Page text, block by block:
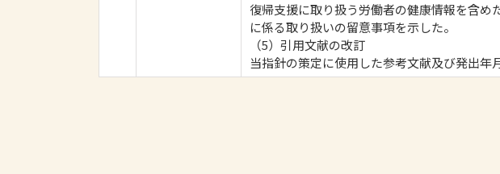
復帰支援に取り扱う労働者の健康情報を含
に係る取り扱いの留意事項を示した。
（5）引用文献の改訂
当指針の策定に使用した参考文献及び発出年